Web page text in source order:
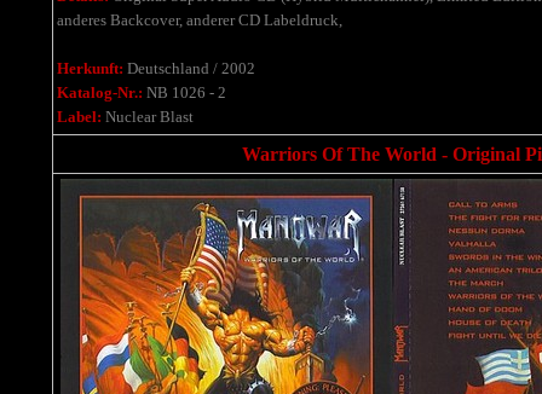
anderes Backcover, anderer CD Labeldruck,
Herkunft: Deutschland / 2002
Katalog-Nr.: NB 1026 - 2
Label: Nuclear Blast
Warriors Of The World - Original